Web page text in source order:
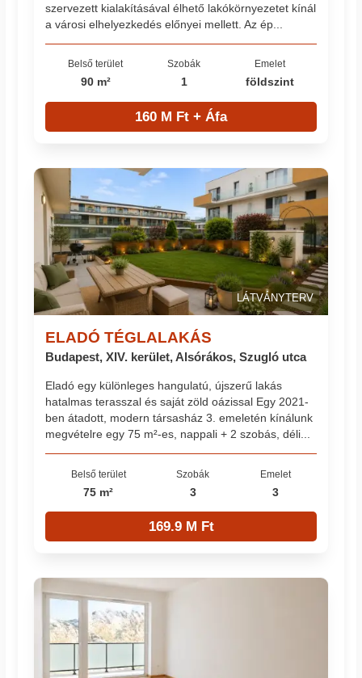
szervezett kialakításával élhető lakókörnyezetet kínál
a városi elhelyezkedés előnyei mellett. Az ép...
Belső terület
90 m²
Szobák
1
Emelet
földszint
160 M Ft + Áfa
LÁTVÁNYTERV
ELADÓ TÉGLALAKÁS
Budapest, XIV. kerület, Alsórákos, Szugló utca
Eladó egy különleges hangulatú, újszerű lakás
hatalmas terasszal és saját zöld oázissal Egy 2021-
ben átadott, modern társasház 3. emeletén kínálunk
megvételre egy 75 m²-es, nappali + 2 szobás, déli...
Belső terület
75 m²
Szobák
3
Emelet
3
169.9 M Ft